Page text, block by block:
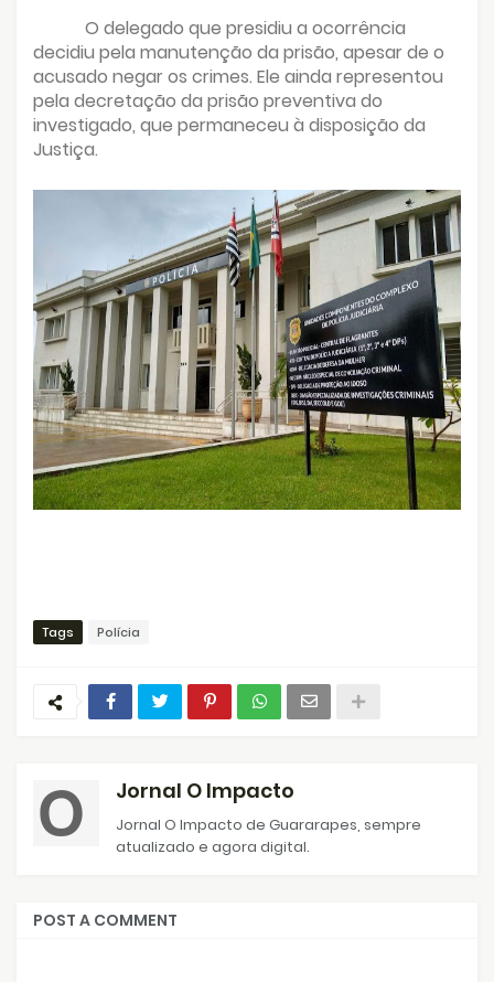
O delegado que presidiu a ocorrência
decidiu pela manutenção da prisão, apesar de o
acusado negar os crimes. Ele ainda representou
pela decretação da prisão preventiva do
investigado, que permaneceu à disposição da
Justiça.
Tags Polícia
Jornal O Impacto
Jornal O Impacto de Guararapes, sempre
atualizado e agora digital.
POST A COMMENT